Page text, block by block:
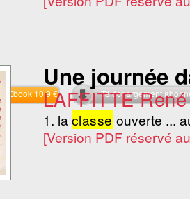
l'Ebook 10.9 € Téléchargement
Une journée
LAFFITTE René
1. laclasse ouverte ...
[Version PDF réservé